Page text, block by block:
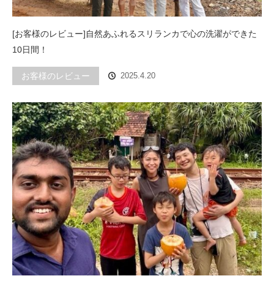
[お客様のレビュー]自然あふれるスリランカで心の洗濯ができた
10日間！
お客様のレビュー 2025.4.20